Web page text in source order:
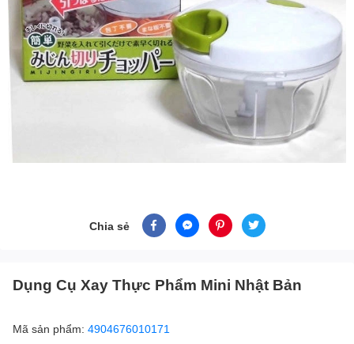
Chia sẻ
Dụng Cụ Xay Thực Phẩm Mini Nhật Bản
Mã sản phẩm: 4904676010171